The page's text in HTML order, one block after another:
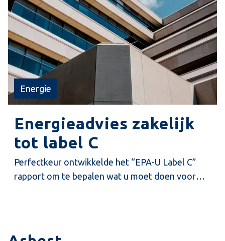
Energie
Energieadvies zakelijk
tot label C
Perfectkeur ontwikkelde het “EPA-U Label C”
rapport om te bepalen wat u moet doen voor